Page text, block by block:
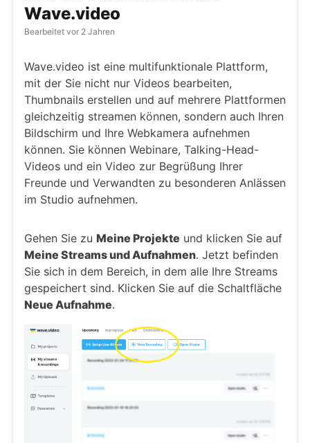
Wave.video
Bearbeitet vor 2 Jahren
Wave.video ist eine multifunktionale Plattform,
mit der Sie nicht nur Videos bearbeiten,
Thumbnails erstellen und auf mehrere Plattformen
gleichzeitig streamen können, sondern auch Ihren
Bildschirm und Ihre Webkamera aufnehmen
können. Sie können Webinare, Talking-Head-
Videos und ein Video zur Begrüßung Ihrer
Freunde und Verwandten zu besonderen Anlässen
im Studio aufnehmen.
Gehen Sie zu Meine Projekte und klicken Sie auf
Meine Streams und Aufnahmen. Jetzt befinden
Sie sich in dem Bereich, in dem alle Ihre Streams
gespeichert sind. Klicken Sie auf die Schaltfläche
Neue Aufnahme.